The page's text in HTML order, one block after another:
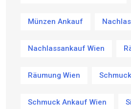
Münzen Ankauf
Nachlassankauf Wien
Räumung Wien
Schmuck Ankauf Wien